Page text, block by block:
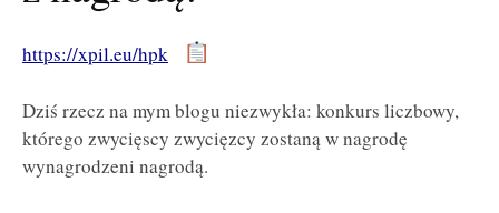
https://xpil.eu/hpk
Dziś rzecz na mym blogu niezwykła: konkurs liczbowy,
którego zwycięscy zwycięzcy zostaną w nagrodę
wynagrodzeni nagrodą.